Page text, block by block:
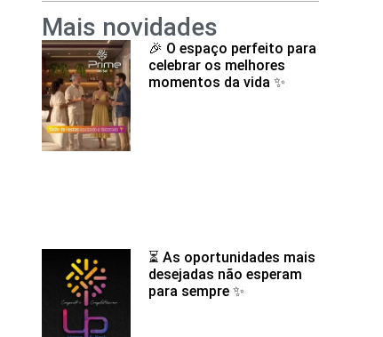
Mais novidades
🎉 O espaço perfeito para
celebrar os melhores
momentos da vida ✨
⏳ As oportunidades mais
desejadas não esperam
para sempre ✨